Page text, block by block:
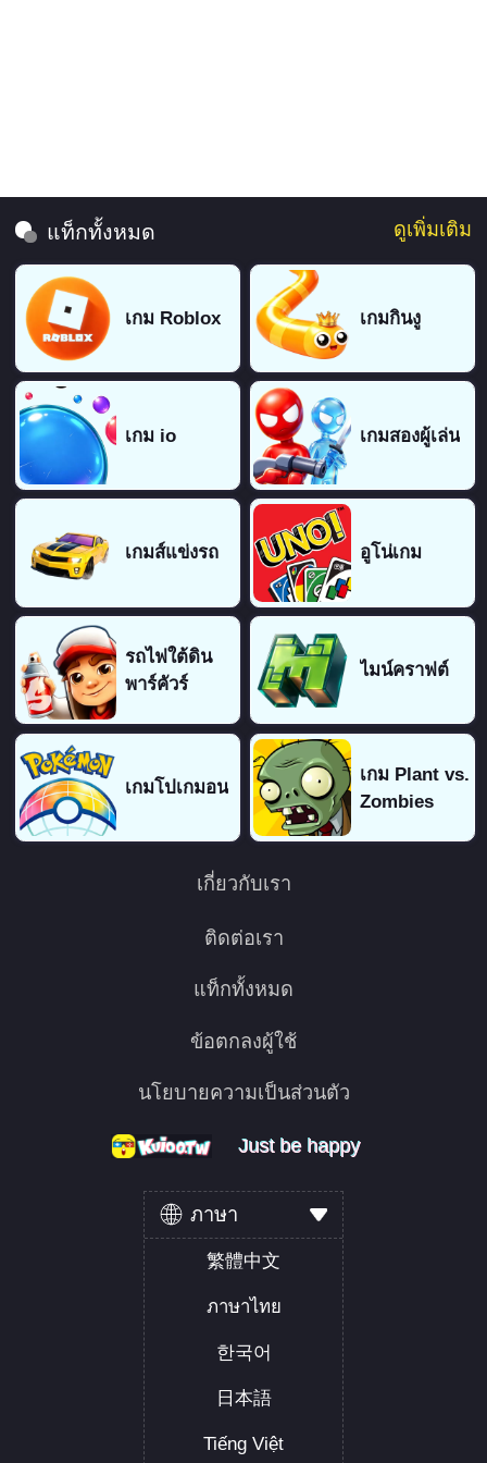
แท็กทั้งหมด ดูเพิ่มเติม
เกม Roblox เกมกินงู
เกม io เกมสองผู้เล่น
เกมส์แข่งรถ อูโน่เกม
รถไฟใต้ดิน
พาร์คัวร์
ไมน์คราฟต์
เกมโปเกมอน
เกม Plant vs.
Zombies
เกี่ยวกับเรา
ติดต่อเรา
แท็กทั้งหมด
ข้อตกลงผู้ใช้
นโยบายความเป็นส่วนตัว
Just be happy
Just be happy
Just be happy
ภาษา
繁體中文
ภาษาไทย
한국어
日本語
Tiếng Việt